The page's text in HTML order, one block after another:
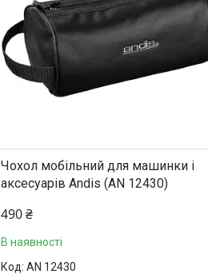
Чохол мобільний для машинки і
аксесуарів Andis (AN 12430)
490 ₴
В наявності
AN 12430